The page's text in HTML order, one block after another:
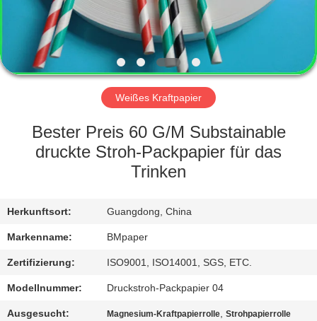
ÜBER
UNS
FABRIK-
QUALITÄTSKONTROLLE
SIE
MIT
UNS
IN
VERBINDUNG
Weißes Kraftpapier
Bester Preis 60 G/M Substainable
druckte Stroh-Packpapier für das
Trinken
Herkunftsort: Guangdong, China
Markenname: BMpaper
Zertifizierung: ISO9001, ISO14001, SGS, ETC.
Modellnummer: Druckstroh-Packpapier 04
Ausgesucht: Magnesium-Kraftpapierrolle,Strohpapierrolle